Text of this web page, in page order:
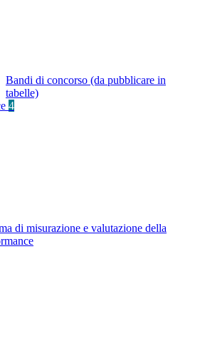
Bandi di concorso (da pubblicare in
tabelle)
4
di misurazione e valutazione della